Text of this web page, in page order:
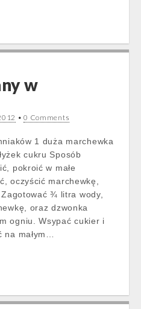
w
•0 Comments
1 duża marchewka
cukru Sposób
pokroić w małe
oczyścić marchewkę,
¾ litra wody,
oraz dzwonka
ogniu. Wsypać cukier i
małym…